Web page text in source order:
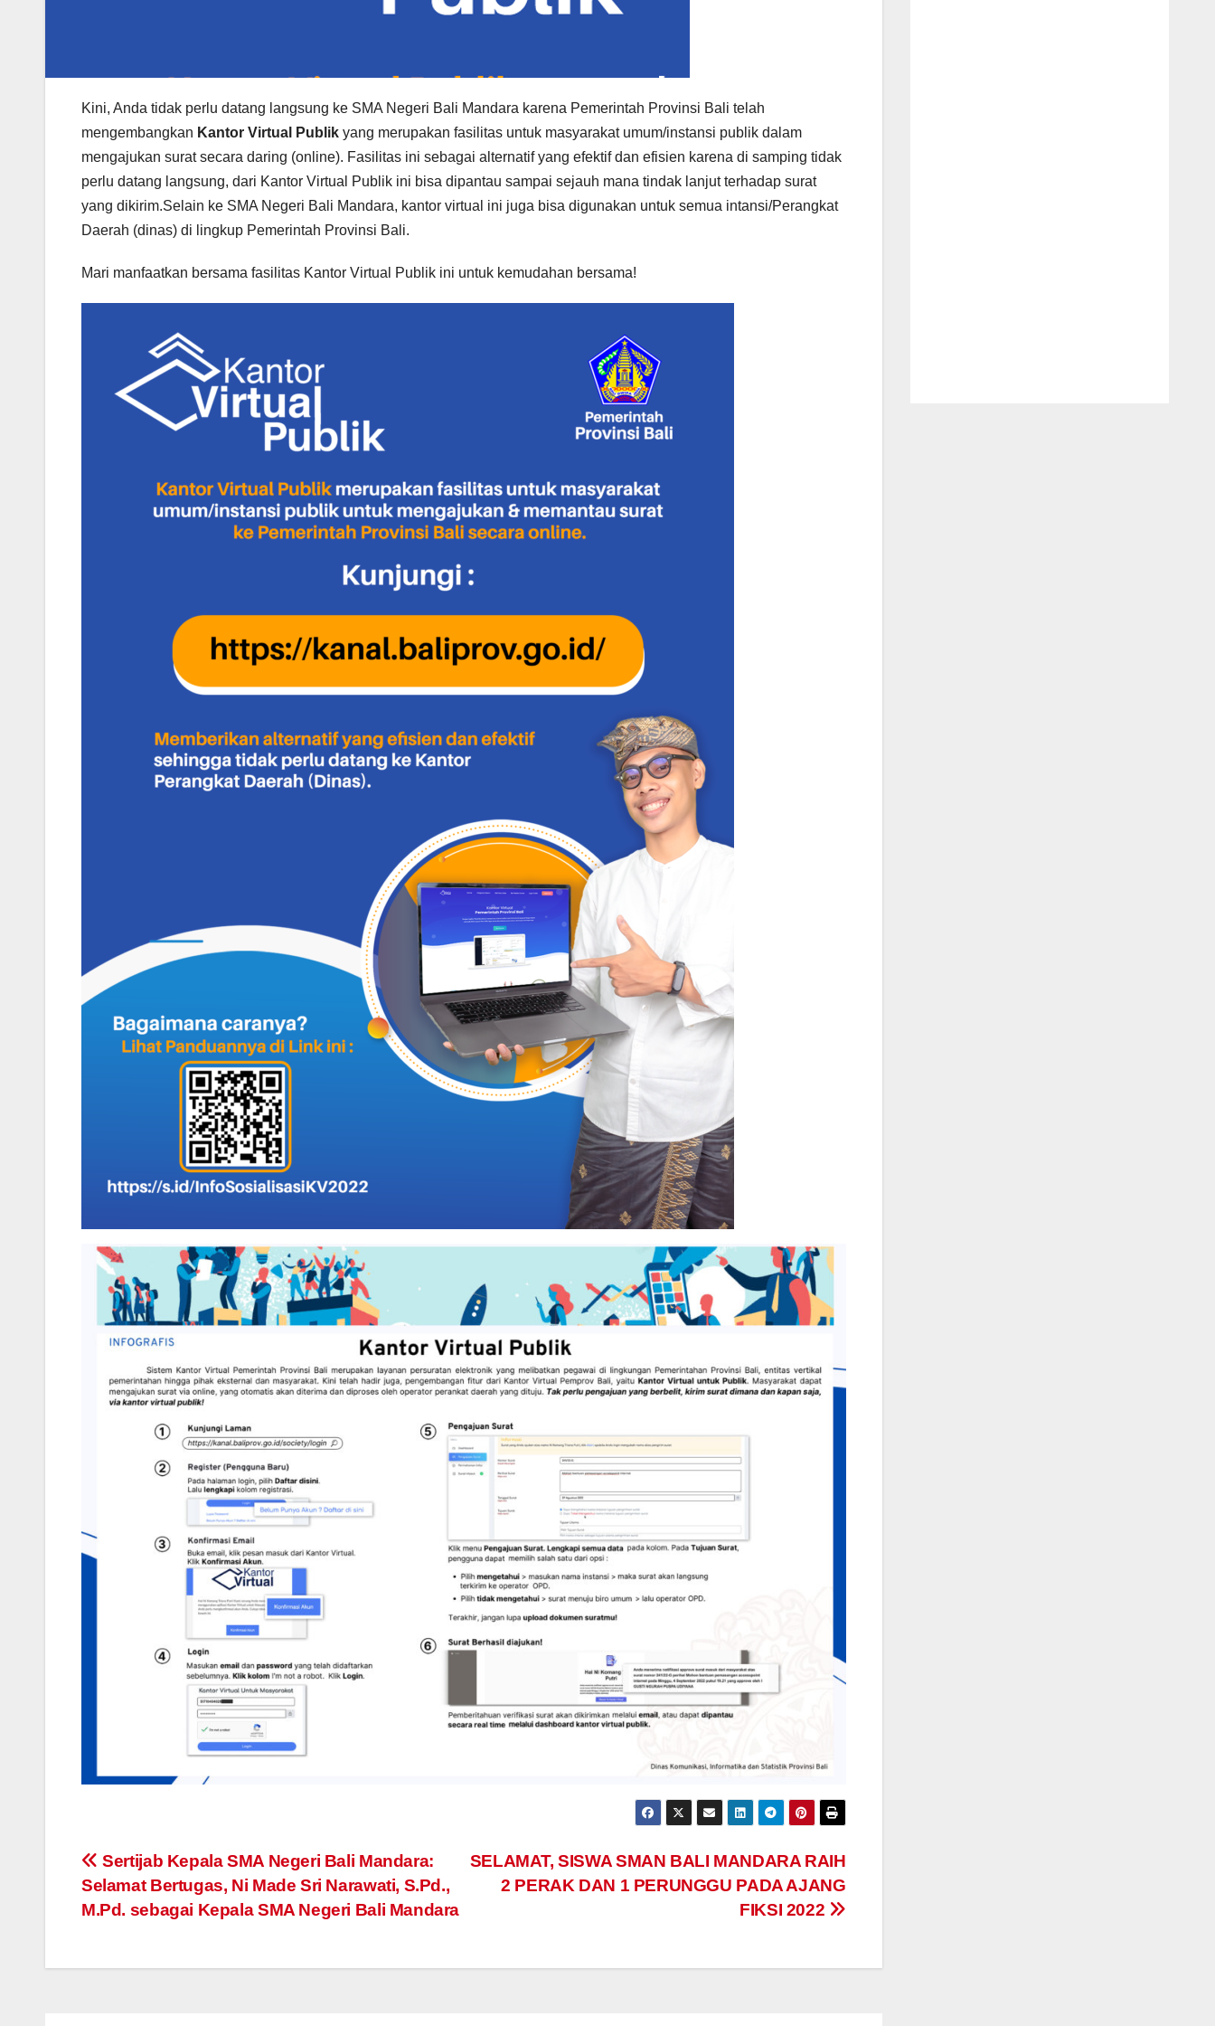
Kini, Anda tidak perlu datang langsung ke SMA Negeri Bali Mandara karena Pemerintah Provinsi Bali telah
mengembangkan Kantor Virtual Publik yang merupakan fasilitas untuk masyarakat umum/instansi publik dalam
mengajukan surat secara daring (online). Fasilitas ini sebagai alternatif yang efektif dan efisien karena di samping tidak
perlu datang langsung, dari Kantor Virtual Publik ini bisa dipantau sampai sejauh mana tindak lanjut terhadap surat
yang dikirim.Selain ke SMA Negeri Bali Mandara, kantor virtual ini juga bisa digunakan untuk semua intansi/Perangkat
Daerah (dinas) di lingkup Pemerintah Provinsi Bali.
Mari manfaatkan bersama fasilitas Kantor Virtual Publik ini untuk kemudahan bersama!
Navigasi
pos
SELAMAT, SISWA SMAN BALI MANDARA RAIH
2 PERAK DAN 1 PERUNGGU PADA AJANG
FIKSI 2022
Sertijab Kepala SMA Negeri Bali Mandara:
Selamat Bertugas, Ni Made Sri Narawati, S.Pd.,
M.Pd. sebagai Kepala SMA Negeri Bali Mandara